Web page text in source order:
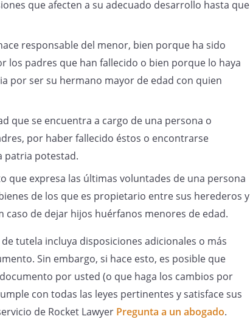
de:
.
indican en este artículo como
la tutela.
indicados en el art. 241 del Código Civil,
ejercicio de mis derechos, sin que se
243, 244 y 245 del mismo, como se acredita
del Registro Central de Penados y
que afecten a su adecuado desarrollo hasta que
responsable del menor, bien porque ha sido
los padres que han fallecido o bien porque lo haya
por ser su hermano mayor de edad con quien
que se encuentra a cargo de una persona o
por haber fallecido éstos o encontrarse
patria potestad.
que expresa las últimas voluntades de una persona
de los que es propietario entre sus herederos y
caso de dejar hijos huérfanos menores de edad.
tutela incluya disposiciones adicionales o más
Sin embargo, si hace esto, es posible que
por usted (o que haga los cambios por
con todas las leyes pertinentes y satisface sus
de Rocket Lawyer Pregunta a un abogado.